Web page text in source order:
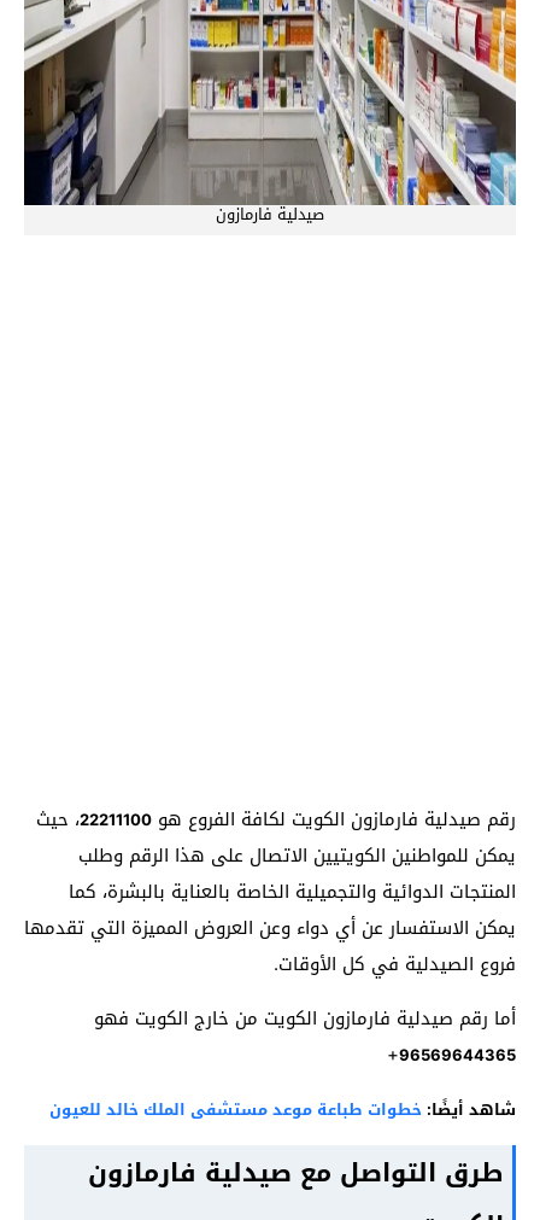
صيدلية فارمازون
رقم صيدلية فارمازون الكويت لكافة الفروع هو 22211100، حيث
يمكن للمواطنين الكويتيين الاتصال على هذا الرقم وطلب
المنتجات الدوائية والتجميلية الخاصة بالعناية بالبشرة، كما
يمكن الاستفسار عن أي دواء وعن العروض المميزة التي تقدمها
فروع الصيدلية في كل الأوقات.
أما رقم صيدلية فارمازون الكويت من خارج الكويت فهو
96569644365
+
شاهد أيضًا: خطوات طباعة موعد مستشفى الملك خالد للعيون
طرق التواصل مع صيدلية فارمازون